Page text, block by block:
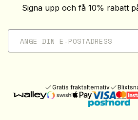
Signa upp och få 10% rabatt
Gratis fraktalternativ